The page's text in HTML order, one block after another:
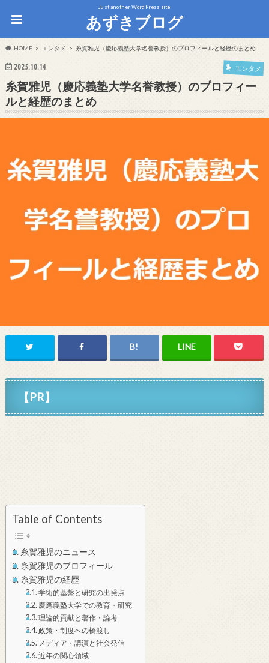
Just another WordPress site
あずきブログ
HOME エンタメ 糸賀雅児（慶応義塾大学名誉教授）のプロフィールと経歴のまとめ
2025.10.14 エンタメ
糸賀雅児（慶応義塾大学名誉教授）のプロフィー
ルと経歴のまとめ
【PR】
Table of Contents
糸賀雅児のニュース
糸賀雅児のプロフィール
糸賀雅児の経歴
学術的基盤と研究の出発点
慶應義塾大学での教育・研究
理論的貢献と著作・論考
政策・制度への橋渡し
メディア・講演と社会発信
近年の関心領域